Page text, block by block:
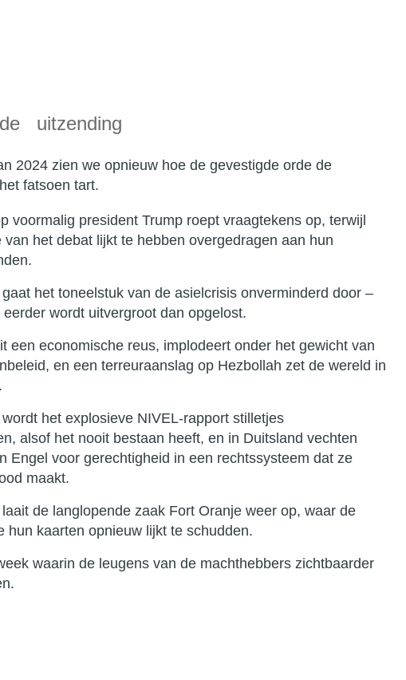
de uitzending
2024 zien we opnieuw hoe de gevestigde orde de
fatsoen tart.
voormalig president Trump roept vraagtekens op, terwijl
van het debat lijkt te hebben overgedragen aan hun
het toneelstuk van de asielcrisis onverminderd door –
wordt uitvergroot dan opgelost.
een economische reus, implodeert onder het gewicht van
en een terreuraanslag op Hezbollah zet de wereld in
het explosieve NIVEL-rapport stilletjes
alsof het nooit bestaan heeft, en in Duitsland vechten
Engel voor gerechtigheid in een rechtssysteem dat ze
maakt.
de langlopende zaak Fort Oranje weer op, waar de
hun kaarten opnieuw lijkt te schudden.
waarin de leugens van de machthebbers zichtbaarder